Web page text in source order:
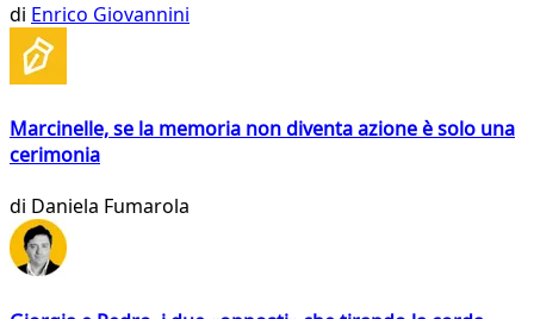
di Enrico Giovannini
Marcinelle, se la memoria non diventa azione è solo una
cerimonia
di Daniela Fumarola